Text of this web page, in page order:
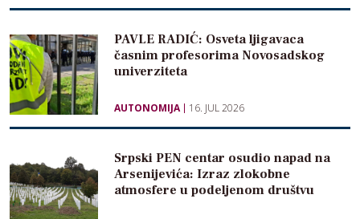
PAVLE RADIĆ: Osveta ljigavaca
časnim profesorima Novosadskog
univerziteta
AUTONOMIJA 16. JUL 2026
Srpski PEN centar osudio napad na
Arsenijevića: Izraz zlokobne
atmosfere u podeljenom društvu